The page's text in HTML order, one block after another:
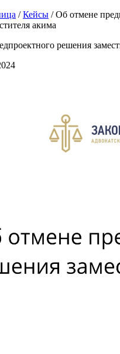
/Кейсы /Об отмене
акима
решения